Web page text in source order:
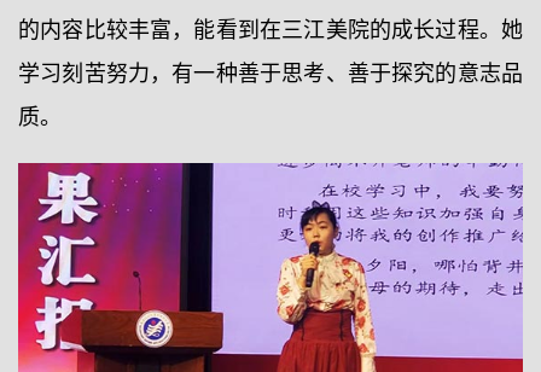
的内容比较丰富，能看到在三江美院的成长过程。她
学习刻苦努力，有一种善于思考、善于探究的意志品
质。